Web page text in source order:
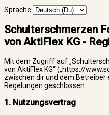
Sprache:
Schulterschmerzen
von AktiFlex KG -
Mit dem Zugriff auf
von AktiFlex KG“ („https://
zwischen dir und dem
Regelungen geschlossen:
1. Nutzungsvertrag